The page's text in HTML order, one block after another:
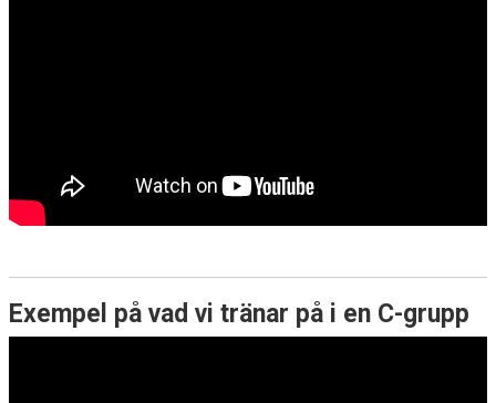
Exempel på vad vi tränar på i en C-grupp